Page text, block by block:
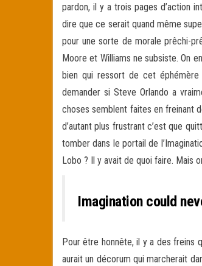
pardon, il y a trois pages d’action
dire que ce serait quand même
pour une sorte de morale prêchi-
Moore et Williams ne subsiste. On
bien qui ressort de cet
demander si Steve Orlando a
choses semblent faites en freinant
d’autant plus frustrant c’est que
tomber dans le portail de
Lobo ? Il y avait de quoi faire. Mais
Imagination could
Pour être honnête, il y a des freins
aurait un décorum qui marcherait